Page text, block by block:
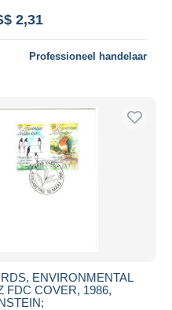
2,31
Professioneel handelaar
ENVIRONMENTAL
FDC COVER, 1986,